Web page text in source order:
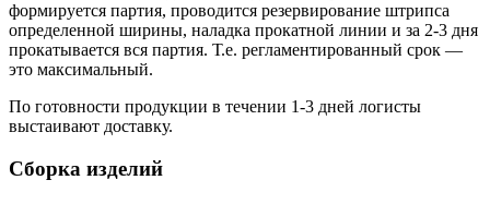
формируется партия, проводится резервирование штрипса
определенной ширины, наладка прокатной линии и за 2-3 дня
прокатывается вся партия. Т.е. регламентированный срок —
это максимальный.
По готовности продукции в течении 1-3 дней логисты
выстаивают доставку.
Сборка изделий